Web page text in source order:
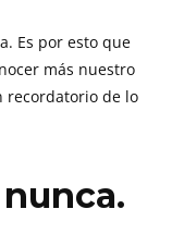
Es por esto que
más nuestro
recordatorio de lo